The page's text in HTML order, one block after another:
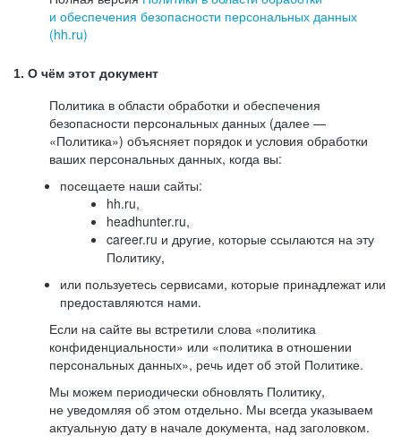
и обеспечения безопасности персональных данных
(hh.ru)
1. О чём этот документ
Политика в области обработки и обеспечения
безопасности персональных данных (далее —
«Политика») объясняет порядок и условия обработки
ваших персональных данных, когда вы:
посещаете наши сайты:
hh.ru,
headhunter.ru,
career.ru и другие, которые ссылаются на эту
Политику,
или пользуетесь сервисами, которые принадлежат или
предоставляются нами.
Если на сайте вы встретили слова «политика
конфиденциальности» или «политика в отношении
персональных данных», речь идет об этой Политике.
Мы можем периодически обновлять Политику,
не уведомляя об этом отдельно. Мы всегда указываем
актуальную дату в начале документа, над заголовком.